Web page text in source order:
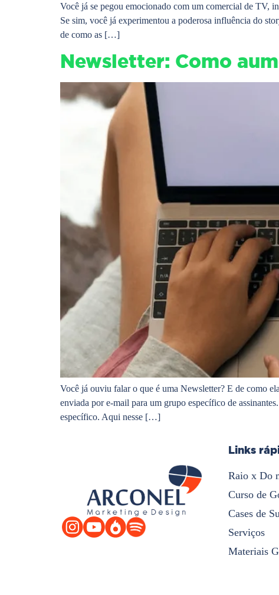
Você já se pegou emocionado com um comercial de TV,
Se sim, você já experimentou a poderosa influência do
de como as […]
Newsletter: Como
Você já ouviu falar o que é uma Newsletter? E de como
enviada por e-mail para um grupo específico de
específico. Aqui nesse […]
Links
Raio x Do
Curso de
Cases de
Serviços
Materiais